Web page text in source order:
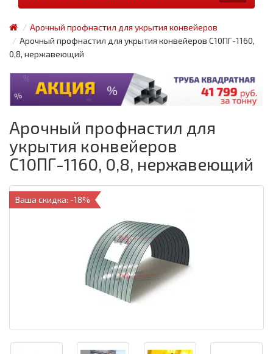
Арочный профнастил для укрытия конвейеров
Арочный профнастил для укрытия конвейеров С10ПГ-1160,
0,8, нержавеющий
Арочный профнастил для
укрытия конвейеров
С10ПГ-1160, 0,8, нержавеющий
Ваша скидка: -18%